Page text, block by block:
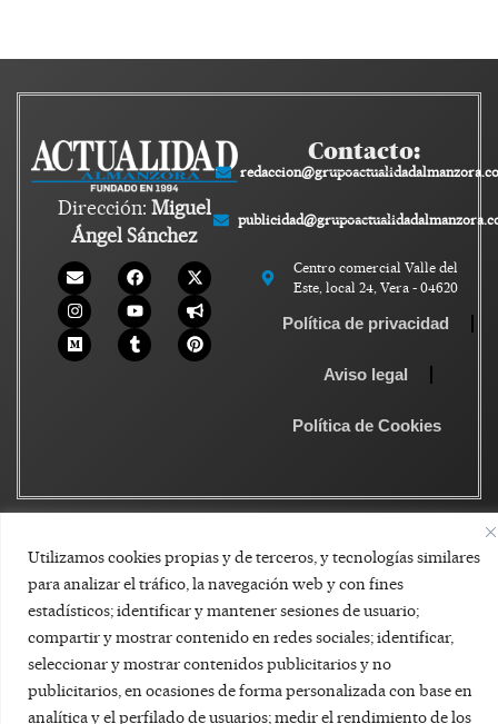
Utilizamos cookies propias y de terceros, y tecnologías similares
para analizar el tráfico, la navegación web y con fines
estadísticos; identificar y mantener sesiones de usuario;
compartir y mostrar contenido en redes sociales; identificar,
seleccionar y mostrar contenidos publicitarios y no
publicitarios, en ocasiones de forma personalizada con base en
analítica y el perfilado de usuarios; medir el rendimiento de los
Dirección: Miguel
Ángel Sánchez
Contacto:
Centro comercial Valle del
Este, local 24, Vera - 04620
Política de privacidad
Aviso legal
Política de Cookies